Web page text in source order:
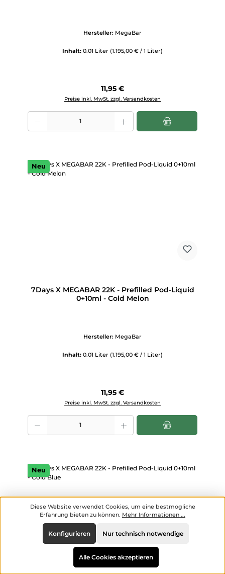
Hersteller: MegaBar
Inhalt: 0.01 Liter (1.195,00 € / 1 Liter)
Regulärer Preis:
11,95 €
Preise inkl. MwSt. zzgl. Versandkosten
Produkt Anzahl: Gib den gewünschten Wert ein oder benutze die
Neu
7Days X MEGABAR 22K - Prefilled Pod-Liquid
0+10ml - Cold Melon
Hersteller: MegaBar
Inhalt: 0.01 Liter (1.195,00 € / 1 Liter)
Regulärer Preis:
11,95 €
Preise inkl. MwSt. zzgl. Versandkosten
Produkt Anzahl: Gib den gewünschten Wert ein oder benutze die
Neu
Diese Website verwendet Cookies, um eine bestmögliche
Erfahrung bieten zu können. Mehr Informationen ...
Nur technisch notwendige
Konfigurieren
Alle Cookies akzeptieren